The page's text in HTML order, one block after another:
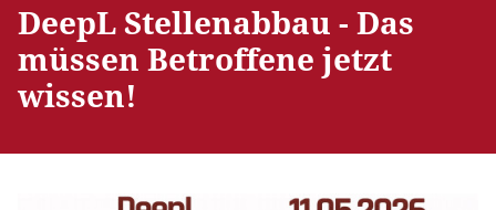
DeepL Stellenabbau - Das
müssen Betroffene jetzt
wissen!